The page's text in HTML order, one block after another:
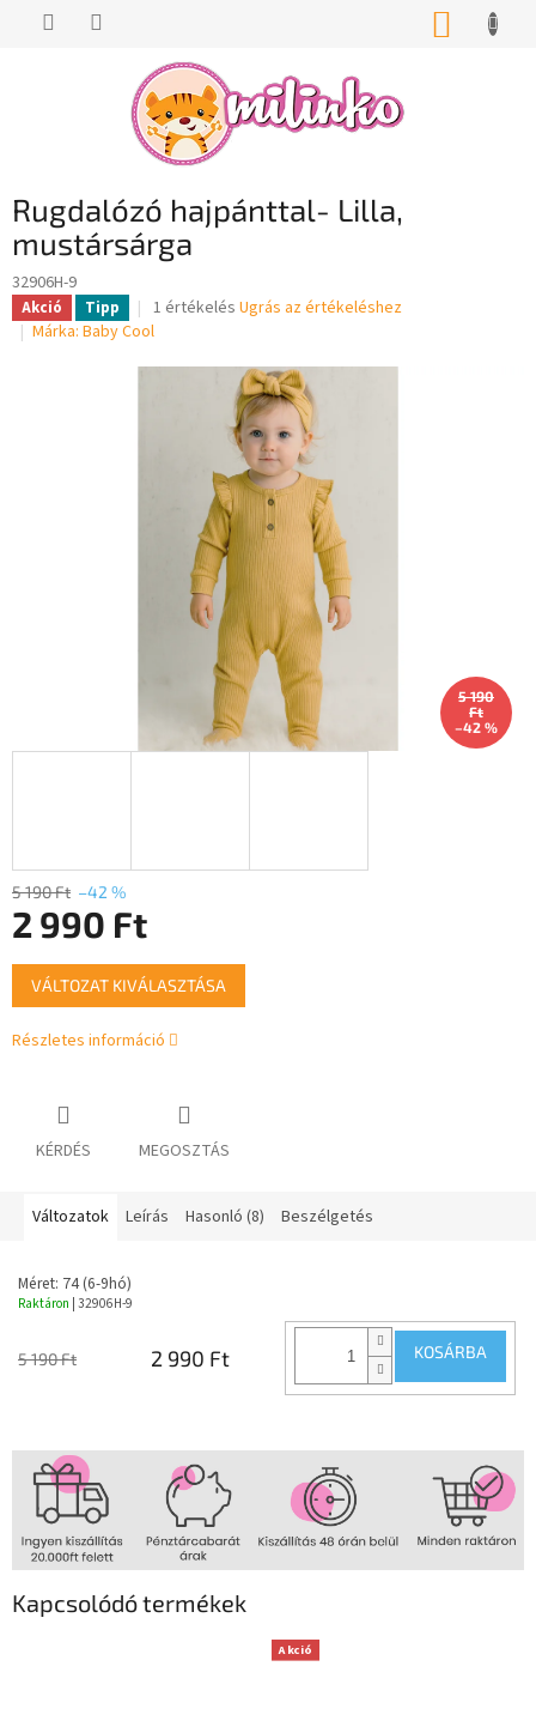
KOSÁR
Rugdalózó hajpánttal- Lilla,
mustársárga
32906H-9
Akció Tipp
A
termék
értékelése
1 értékelés Ugrás az értékeléshez
Márka: Baby Cool
5 190
Ft
–42 %
5 190 Ft –42 %
2 990 Ft
Egységár:
VÁLTOZAT KIVÁLASZTÁSA
Részletes információ
KÉRDÉS MEGOSZTÁS
Kapcsolódó termékek
Akció
Változatok Leírás Hasonló (8) Beszélgetés
Méret: 74 (6-9hó)
Raktáron | 32906H-9
5 190 Ft 2 990 Ft KOSÁRBA